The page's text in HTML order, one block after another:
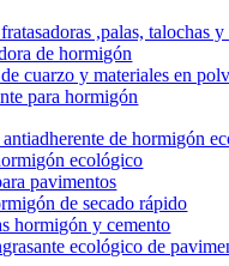
,palas, talochas
de hormigón
cuarzo y materiales en
para hormigón
de hormigón
ecológico
pavimentos
de secado rápido
hormigón y cemento
ecológico de